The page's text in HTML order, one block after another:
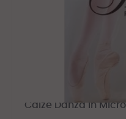
Calze Danza in